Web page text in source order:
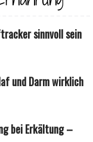
sinnvoll sein
und Darm wirklich
bei Erkältung –